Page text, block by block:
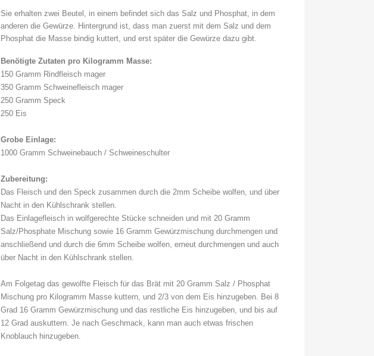
Sie erhalten zwei Beutel, in einem befindet sich das Salz und Phosphat, in dem
anderen die Gewürze. Hintergrund ist, dass man zuerst mit dem Salz und dem
Phosphat die Masse bindig kuttert, und erst später die Gewürze dazu gibt.
Benötigte Zutaten pro Kilogramm Masse:
150 Gramm Rindfleisch mager
350 Gramm Schweinefleisch mager
250 Gramm Speck
250 Eis
Grobe Einlage:
1000 Gramm Schweinebauch / Schweineschulter
Zubereitung:
Das Fleisch und den Speck zusammen durch die 2mm Scheibe wolfen, und über
Nacht in den Kühlschrank stellen.
Das Einlagefleisch in wolfgerechte Stücke schneiden und mit 20 Gramm
Salz/Phosphate Mischung sowie 16 Gramm Gewürzmischung durchmengen und
anschließend und durch die 6mm Scheibe wolfen, erneut durchmengen und auch
über Nacht in den Kühlschrank stellen.
Am Folgetag das gewolfte Fleisch für das Brät mit 20 Gramm Salz / Phosphat
Mischung pro Kilogramm Masse kuttern, und 2/3 von dem Eis hinzugeben. Bei 8
Grad 16 Gramm Gewürzmischung und das restliche Eis hinzugeben, und bis auf
12 Grad auskuttern. Je nach Geschmack, kann man auch etwas frischen
Knoblauch hinzugeben.